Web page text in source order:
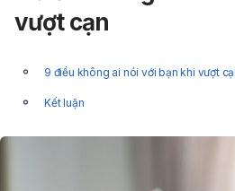
vượt cạn
9 điều không ai nói với bạn khi vượt
Kết luận